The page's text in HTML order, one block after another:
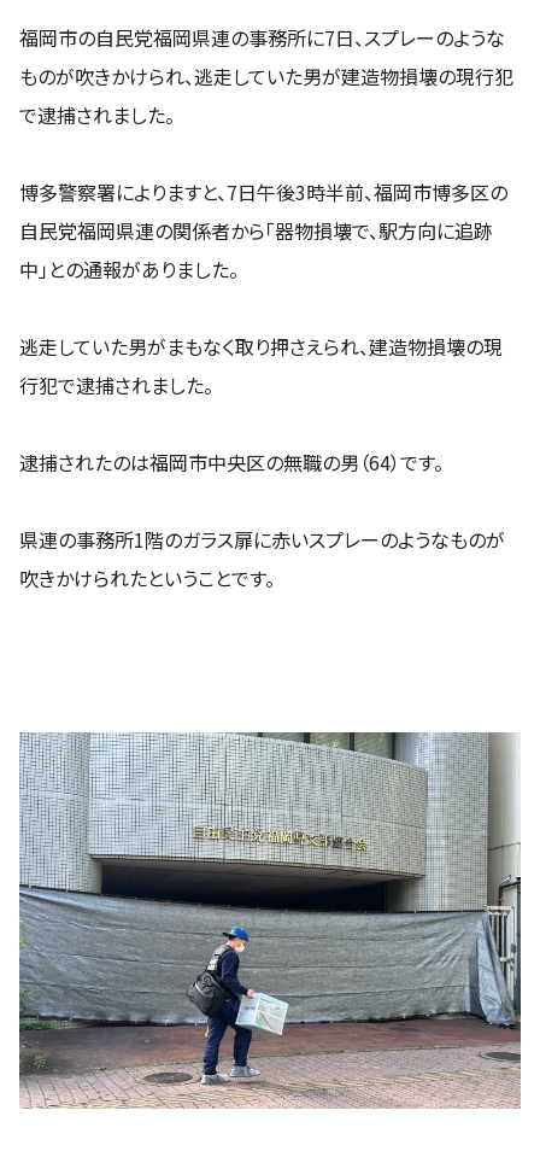
福岡市の自民党福岡県連の事務所に7日、スプレーのような
ものが吹きかけられ、逃走していた男が建造物損壊の現行犯
で逮捕されました。
博多警察署によりますと、7日午後3時半前、福岡市博多区の
自民党福岡県連の関係者から「器物損壊で、駅方向に追跡
中」との通報がありました。
逃走していた男がまもなく取り押さえられ、建造物損壊の現
行犯で逮捕されました。
逮捕されたのは福岡市中央区の無職の男（64）です。
県連の事務所1階のガラス扉に赤いスプレーのようなものが
吹きかけられたということです。